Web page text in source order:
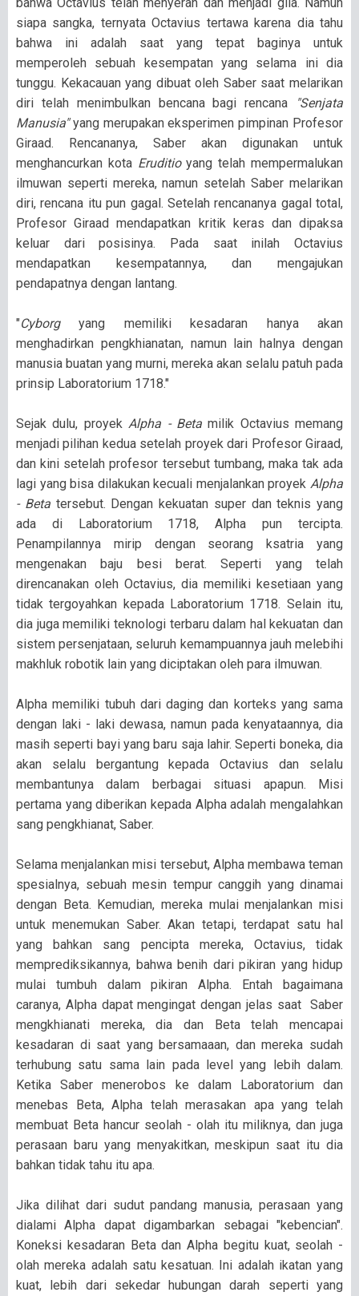
siapa sangka, ternyata Octavius tertawa karena dia tahu
bahwa ini adalah saat yang tepat baginya untuk
memperoleh sebuah kesempatan yang selama ini dia
tunggu. Kekacauan yang dibuat oleh Saber saat melarikan
diri telah menimbulkan bencana bagi rencana
"Senjata
Manusia"yang merupakan eksperimen pimpinan Profesor
Giraad. Rencananya, Saber akan digunakan untuk
menghancurkan kota Eruditioyang telah mempermalukan
ilmuwan seperti mereka, namun setelah Saber melarikan
diri, rencana itu pun gagal. Setelah rencananya gagal total,
Profesor Giraad mendapatkan kritik keras dan dipaksa
keluar dari posisinya. Pada saat inilah Octavius
mendapatkan kesempatannya, dan mengajukan
pendapatnya dengan lantang.
"Cyborgyang memiliki kesadaran hanya akan
menghadirkan pengkhianatan, namun lain halnya dengan
manusia buatan yang murni, mereka akan selalu patuh pada
prinsip Laboratorium 1718."
Sejak dulu, proyekAlpha - Betamilik Octavius memang
menjadi pilihan kedua setelah proyek dari Profesor Giraad,
dan kini setelah profesor tersebut tumbang, maka tak ada
lagi yang bisa dilakukan kecuali menjalankan proyek Alpha
- Betatersebut. Dengan kekuatan super dan teknis yang
ada di Laboratorium 1718, Alpha pun tercipta.
Penampilannya mirip dengan seorang ksatria yang
mengenakan baju besi berat. Seperti yang telah
direncanakan oleh Octavius, dia memiliki kesetiaan yang
tidak tergoyahkan kepada Laboratorium 1718. Selain itu,
dia juga memiliki teknologi terbaru dalam hal kekuatan dan
sistem persenjataan, seluruh kemampuannya jauh melebihi
makhluk robotik lain yang diciptakan oleh para ilmuwan.
Alpha memiliki tubuh dari daging dan korteks yang sama
dengan laki - laki dewasa, namun pada kenyataannya, dia
masih seperti bayi yang baru saja lahir. Seperti boneka, dia
akan selalu bergantung kepada Octavius dan selalu
membantunya dalam berbagai situasi apapun. Misi
pertama yang diberikan kepada Alpha adalah mengalahkan
sang pengkhianat, Saber.
Selama menjalankan misi tersebut, Alpha membawa teman
spesialnya, sebuah mesin tempur canggih yang dinamai
dengan Beta. Kemudian, mereka mulai menjalankan misi
untuk menemukan Saber. Akan tetapi, terdapat satu hal
yang bahkan sang pencipta mereka, Octavius, tidak
memprediksikannya, bahwa benih dari pikiran yang hidup
mulai tumbuh dalam pikiran Alpha. Entah bagaimana
caranya, Alpha dapat mengingat dengan jelas saat Saber
mengkhianati mereka, dia dan Beta telah mencapai
kesadaran di saat yang bersamaaan, dan mereka sudah
terhubung satu sama lain pada level yang lebih dalam.
Ketika Saber menerobos ke dalam Laboratorium dan
menebas Beta, Alpha telah merasakan apa yang telah
membuat Beta hancur seolah - olah itu miliknya, dan juga
perasaan baru yang menyakitkan, meskipun saat itu dia
bahkan tidak tahu itu apa.
Jika dilihat dari sudut pandang manusia, perasaan yang
dialami Alpha dapat digambarkan sebagai "kebencian".
Koneksi kesadaran Beta dan Alpha begitu kuat, seolah -
olah mereka adalah satu kesatuan. Ini adalah ikatan yang
kuat, lebih dari sekedar hubungan darah seperti yang